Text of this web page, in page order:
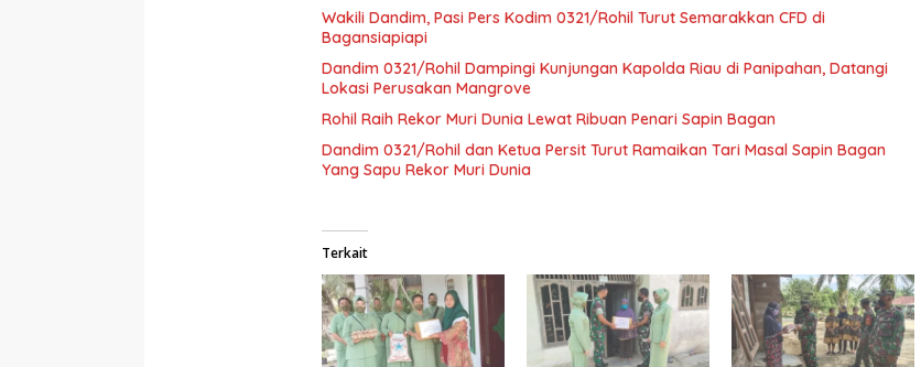
Wakili Dandim, Pasi Pers Kodim 0321/Rohil Turut Semarakkan CFD di
Bagansiapiapi
Dandim 0321/Rohil Dampingi Kunjungan Kapolda Riau di Panipahan, Datangi
Lokasi Perusakan Mangrove
Rohil Raih Rekor Muri Dunia Lewat Ribuan Penari Sapin Bagan
Dandim 0321/Rohil dan Ketua Persit Turut Ramaikan Tari Masal Sapin Bagan
Yang Sapu Rekor Muri Dunia
Terkait